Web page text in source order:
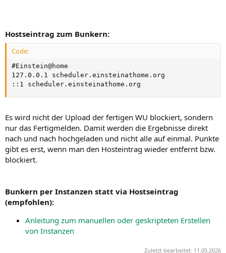
Hostseintrag zum Bunkern:
Code:
#Einstein@home
127.0.0.1 scheduler.einsteinathome.org
::1 scheduler.einsteinathome.org
Es wird nicht der Upload der fertigen WU blockiert, sondern
nur das Fertigmelden. Damit werden die Ergebnisse direkt
nach und nach hochgeladen und nicht alle auf einmal. Punkte
gibt es erst, wenn man den Hosteintrag wieder entfernt bzw.
blockiert.
Bunkern per Instanzen statt via Hostseintrag
(empfohlen):
Anleitung zum manuellen oder geskripteten Erstellen
von Instanzen
Zuletzt bearbeitet: 11.05.2026